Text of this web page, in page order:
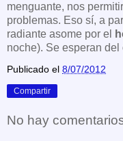
menguante, nos
problemas. Eso sí, a
radiante asome por el
noche). Se esperan
Publicado el 8/07/2012
Compartir
No hay